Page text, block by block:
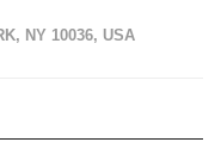
NY 10036, USA